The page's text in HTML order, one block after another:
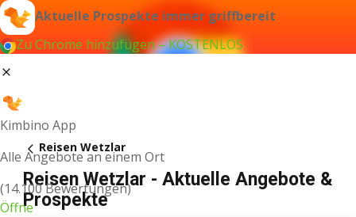
Aktuelle Prospekte immer griffbereit
Zu Chrome hinzufügen – KOSTENLOS
Kimbino App
Alle Angebote an einem Ort
(14.100 Bewertungen)
Öffne
Reisen Wetzlar
Reisen Wetzlar - Aktuelle Angebote &
Prospekte